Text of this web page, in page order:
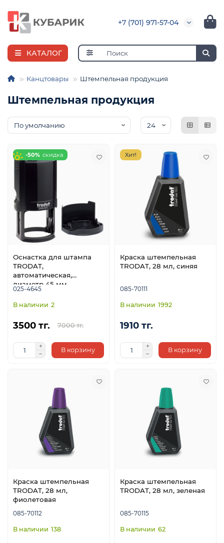
+7 (701) 971-57-04
КАТАЛОГ
Канцтовары Штемпельная продукция
Штемпельная продукция
-50%
Оснастка для штампа
TRODAT,
автоматическая,
диаметр 45 мм
025-4645
2
3500 тг. 7000 тг.
В корзину
Хит!
Краска штемпельная
TRODAT, 28 мл, синяя
085-70111
1992
1910 тг.
В корзину
Краска штемпельная
TRODAT, 28 мл,
фиолетовая
085-70112
138
Краска штемпельная
TRODAT, 28 мл, зеленая
085-70115
62